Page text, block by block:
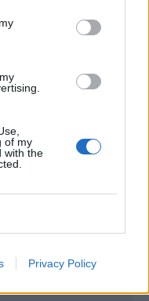
of my
with the
Privacy Policy